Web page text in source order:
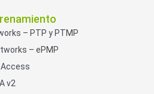
– PTP y PTMP
– ePMP
Access
v2